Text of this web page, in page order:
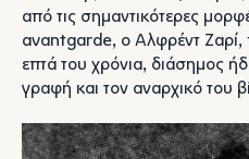
από τις σημαντικότερες
avantgarde, ο Αλφρέντ Ζαρί,
επτά του χρόνια, διάσημος
γραφή και τον αναρχικό του